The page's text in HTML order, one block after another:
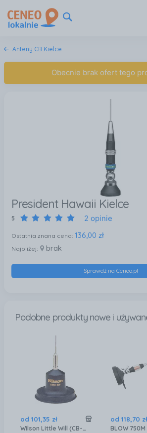
Anteny CB Kielce
Obecnie brak ofert tego
President Hawaii Kielce
5 2 opinie
Ostatnia znana cena: 136,00 zł
Najbliżej: brak
Sprawdź na Ceneo.pl
Podobne produkty nowe i
od101,35 zł
Wilson Little Will (CB-WI-A002)
od 118,70 zł
BLOW 750M